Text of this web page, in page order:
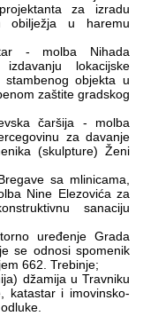
za izradu
obilježja u haremu
- molba Nihada
lokacijske
objekta u
zaštite gradskog
čaršija - molba
za davanje
(skulpture) Ženi
sa mlinicama,
Nine Elezovića za
sanaciju
uređenje Grada
se odnosi spomenik
662. Trebinje;
džamija u Travniku
katastar i imovinsko-